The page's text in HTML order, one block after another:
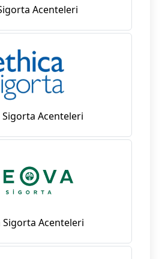
Acenteleri
Sigorta Acenteleri
Sigorta Acenteleri